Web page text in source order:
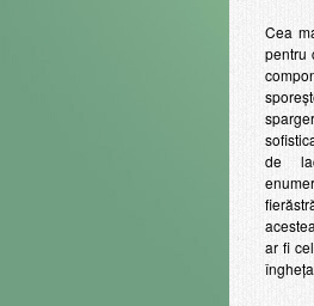
Cea
pentru
de
ar fi